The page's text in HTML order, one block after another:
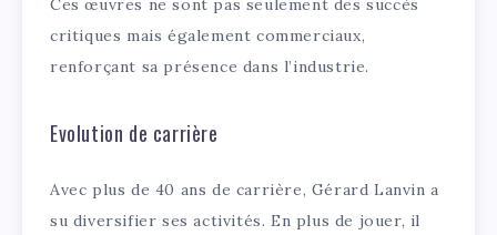
Ces œuvres ne sont pas seulement des succès
critiques mais également commerciaux,
renforçant sa présence dans l’industrie.
Evolution de carrière
Avec plus de 40 ans de carrière, Gérard Lanvin a
su diversifier ses activités. En plus de jouer, il